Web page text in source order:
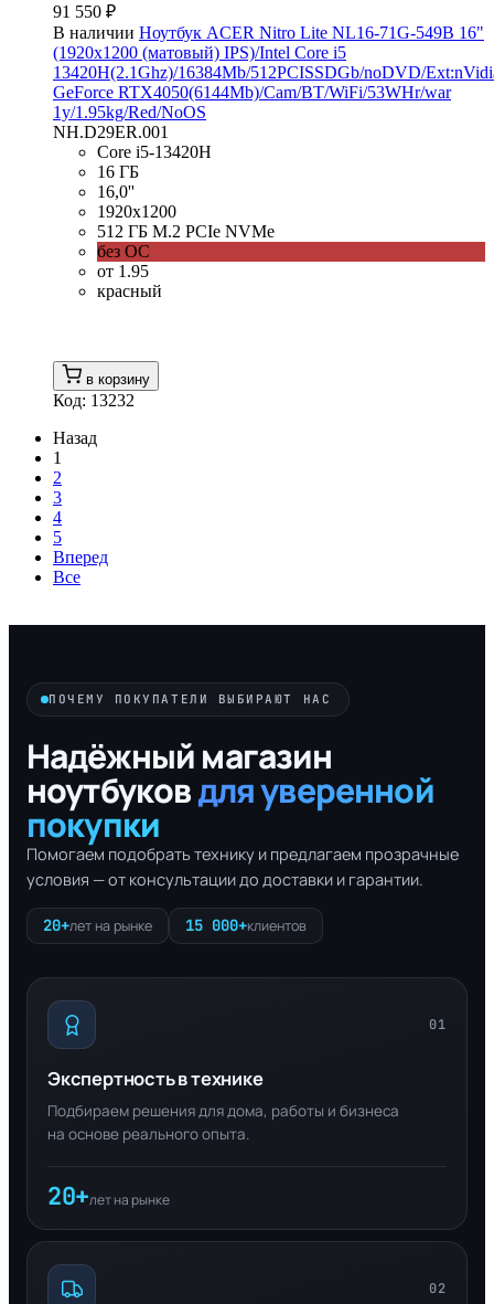
91 550 ₽
В наличии Ноутбук ACER Nitro Lite NL16-71G-549B 16"
(1920x1200 (матовый) IPS)/Intel Core i5
13420H(2.1Ghz)/16384Mb/512PCISSDGb/noDVD/
GeForce RTX4050(6144Mb)/Cam/BT/WiFi/53WHr/war
1y/1.95kg/Red/NoOS
NH.D29ER.001
Core i5-13420H
16 ГБ
16,0''
1920x1200
512 ГБ M.2 PCIe NVMe
без ОС
от 1.95
красный
в корзину
Код: 13232
Назад
1
2
3
4
5
Вперед
Все
ПОЧЕМУ ПОКУПАТЕЛИ ВЫБИРАЮТ НАС
Надёжный магазин
ноутбуковдля уверенной
покупки
Помогаем подобрать технику и предлагаем прозрачные
условия — от консультации до доставки и гарантии.
20+лет на рынке 15 000+клиентов
01
Экспертность в технике
Подбираем решения для дома, работы и бизнеса
на основе реального опыта.
20+лет на рынке
02